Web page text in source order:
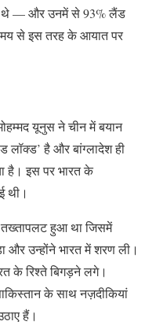
थे — और उनमें से 93% लैंड
से इस तरह के आयात पर
यूनुस ने चीन में बयान
लॉक्ड’ है और बांग्लादेश ही
है। इस पर भारत के
थी।
तख्तापलट हुआ था जिसमें
और उन्होंने भारत में शरण ली।
के रिश्ते बिगड़ने लगे।
के साथ नज़दीकियां
हैं।